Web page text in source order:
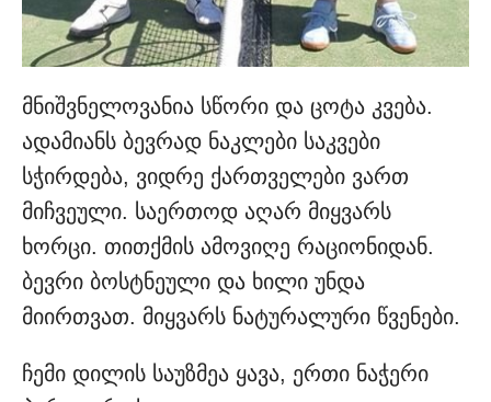
მნიშვნელოვანია სწორი და ცოტა კვება.
ადამიანს ბევრად ნაკლები საკვები
სჭირდება, ვიდრე ქართველები ვართ
მიჩვეული. საერთოდ აღარ მიყვარს
ხორცი. თითქმის ამოვიღე რაციონიდან.
ბევრი ბოსტნეული და ხილი უნდა
მიირთვათ. მიყვარს ნატურალური წვენები.
ჩემი დილის საუზმეა ყავა, ერთი ნაჭერი